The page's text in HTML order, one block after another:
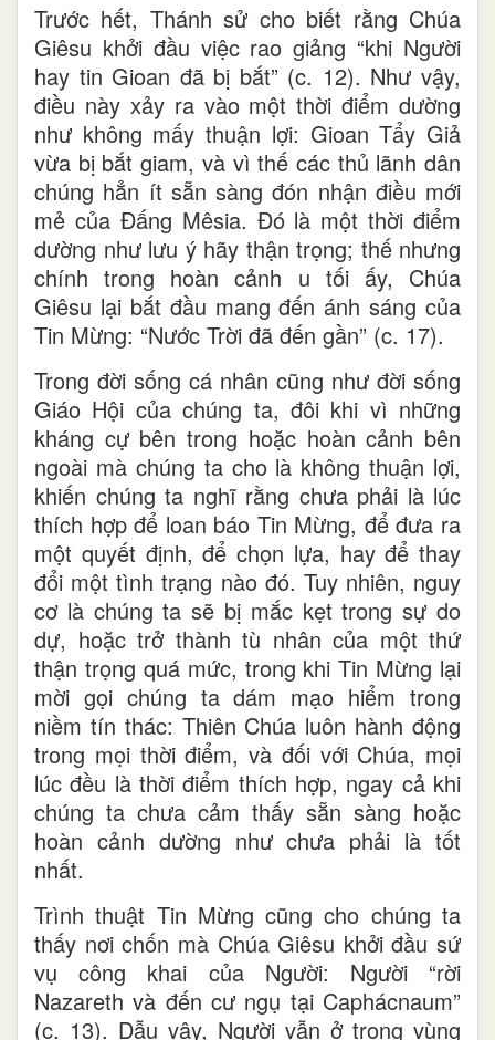
Trước hết, Thánh sử cho biết rằng Chúa
Giêsu khởi đầu việc rao giảng “khi Người
hay tin Gioan đã bị bắt” (c. 12). Như vậy,
điều này xảy ra vào một thời điểm dường
như không mấy thuận lợi: Gioan Tẩy Giả
vừa bị bắt giam, và vì thế các thủ lãnh dân
chúng hẳn ít sẵn sàng đón nhận điều mới
mẻ của Đấng Mêsia. Đó là một thời điểm
dường như lưu ý hãy thận trọng; thế nhưng
chính trong hoàn cảnh u tối ấy, Chúa
Giêsu lại bắt đầu mang đến ánh sáng của
Tin Mừng: “Nước Trời đã đến gần” (c. 17).
Trong đời sống cá nhân cũng như đời sống
Giáo Hội của chúng ta, đôi khi vì những
kháng cự bên trong hoặc hoàn cảnh bên
ngoài mà chúng ta cho là không thuận lợi,
khiến chúng ta nghĩ rằng chưa phải là lúc
thích hợp để loan báo Tin Mừng, để đưa ra
một quyết định, để chọn lựa, hay để thay
đổi một tình trạng nào đó. Tuy nhiên, nguy
cơ là chúng ta sẽ bị mắc kẹt trong sự do
dự, hoặc trở thành tù nhân của một thứ
thận trọng quá mức, trong khi Tin Mừng lại
mời gọi chúng ta dám mạo hiểm trong
niềm tín thác: Thiên Chúa luôn hành động
trong mọi thời điểm, và đối với Chúa, mọi
lúc đều là thời điểm thích hợp, ngay cả khi
chúng ta chưa cảm thấy sẵn sàng hoặc
hoàn cảnh dường như chưa phải là tốt
nhất.
Trình thuật Tin Mừng cũng cho chúng ta
thấy nơi chốn mà Chúa Giêsu khởi đầu sứ
vụ công khai của Người: Người “rời
Nazareth và đến cư ngụ tại Caphácnaum”
(c. 13). Dẫu vậy, Người vẫn ở trong vùng